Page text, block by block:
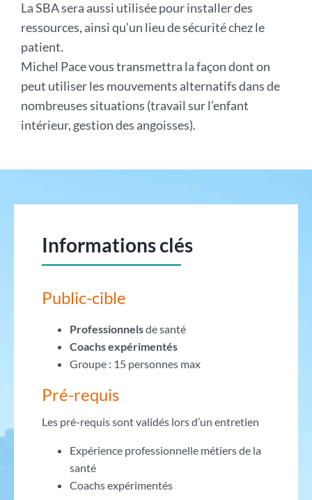
La SBA sera aussi utilisée pour installer des
ressources, ainsi qu’un lieu de sécurité chez le
patient.
Michel Pace vous transmettra la façon dont on
peut utiliser les mouvements alternatifs dans de
nombreuses situations (travail sur l’enfant
intérieur, gestion des angoisses).
Informations clés
Public-cible
Professionnelsde santé
Coachs expérimentés
Groupe : 15 personnes max
Pré-requis
Les pré-requis sont validés lors d’un entretien
Expérience professionnelle métiers de la
santé
Coachs expérimentés